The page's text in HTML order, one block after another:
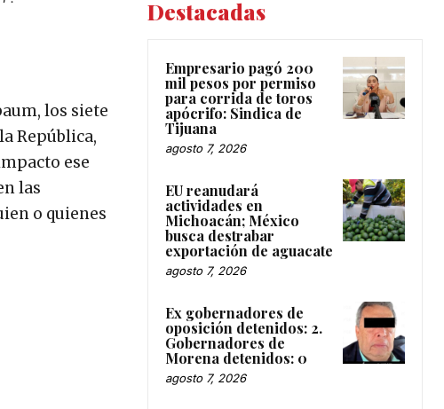
los siete
República,
ese
las
o quienes
Destacadas
Empresario pagó 200
mil pesos por permiso
para corrida de toros
apócrifo: Sindica de
Tijuana
agosto 7, 2026
EU reanudará
actividades en
Michoacán; México
busca destrabar
exportación de aguacate
agosto 7, 2026
Ex gobernadores de
oposición detenidos: 2.
Gobernadores de
Morena detenidos: 0
agosto 7, 2026